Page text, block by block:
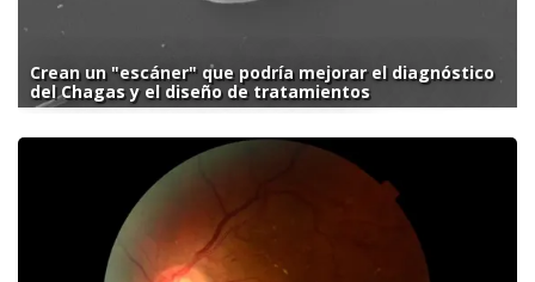
Crean un "escáner" que podría mejorar el diagnóstico
del Chagas y el diseño de tratamientos